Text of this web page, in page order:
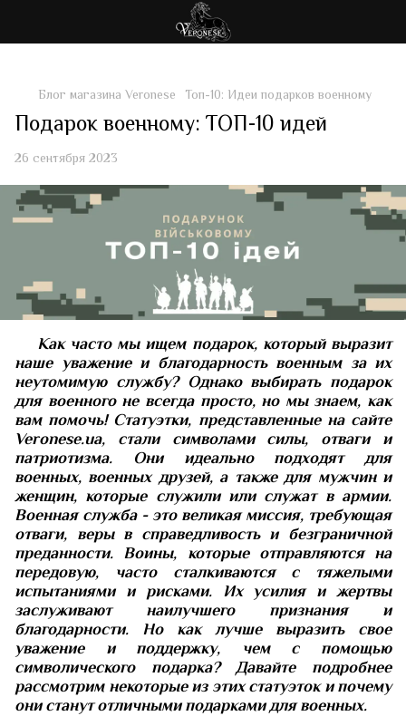
Блог магазина Veronese Топ-10: Идеи подарков военному
Подарок военному: ТОП-10 идей
26 сентября 2023
Как часто мы ищем подарок, который выразит
наше уважение и благодарность военным за их
неутомимую службу? Однако выбирать подарок
для военного не всегда просто, но мы знаем, как
вам помочь! Статуэтки, представленные на сайте
Veronese.ua, стали символами силы, отваги и
патриотизма. Они идеально подходят для
военных, военных друзей, а также для мужчин и
женщин, которые служили или служат в армии.
Военная служба - это великая миссия, требующая
отваги, веры в справедливость и безграничной
преданности. Воины, которые отправляются на
передовую, часто сталкиваются с тяжелыми
испытаниями и рисками. Их усилия и жертвы
заслуживают наилучшего признания и
благодарности. Но как лучше выразить свое
уважение и поддержку, чем с помощью
символического подарка? Давайте подробнее
рассмотрим некоторые из этих статуэток и почему
они станут отличными подарками для военных.